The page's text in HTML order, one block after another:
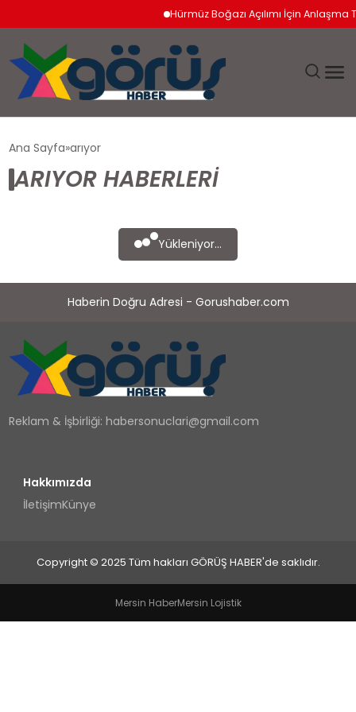
Hürmüz Boğazı Açılımı İçin Anlaşma
EKONOMI
SPOR
TEKNOLOJI
YAŞAM
Ana Sayfa arıyor
ARIYOR HABERLERI
Yükleniyor...
Haberin Doğru Adresi - Gorushaber.com
Reklam & İşbirliği:habersonuclari@gmail.com
Hakkımızda
İletişimKünye
Copyright © 2025 Tüm hakları GÖRÜŞ HABER'de saklıdır.
Mersin HaberMersin Lojistik